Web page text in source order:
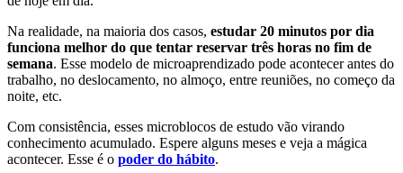
Na realidade, na maioria dos casos, estudar 20 minutos por dia
funciona melhor do que tentar reservar três horas no fim de
semana. Esse modelo de microaprendizado pode acontecer antes do
trabalho, no deslocamento, no almoço, entre reuniões, no começo da
noite, etc.
Com consistência, esses microblocos de estudo vão virando
conhecimento acumulado. Espere alguns meses e veja a mágica
acontecer. Esse é o poder do hábito.